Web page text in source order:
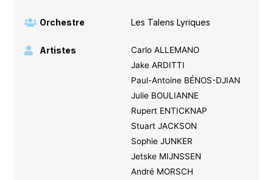
Orchestre Les Talens Lyriques
Artistes
Carlo ALLEMANO
Jake ARDITTI
Paul-Antoine BÉNOS-DJIAN
Julie BOULIANNE
Rupert ENTICKNAP
Stuart JACKSON
Sophie JUNKER
Jetske MIJNSSEN
André MORSCH